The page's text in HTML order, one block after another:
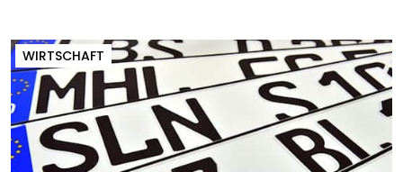
WIRTSCHAFT